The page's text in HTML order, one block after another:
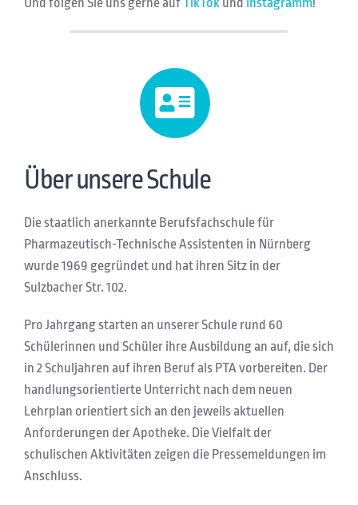
Über unsere Schule
Die staatlich anerkannte Berufsfachschule für
Pharmazeutisch-Technische Assistenten in Nürnberg
wurde 1969 gegründet und hat ihren Sitz in der
Sulzbacher Str. 102.
Pro Jahrgang starten an unserer Schule rund 60
Schülerinnen und Schüler ihre Ausbildung an auf, die sich
in 2 Schuljahren auf ihren Beruf als PTA vorbereiten. Der
handlungsorientierte Unterricht nach dem neuen
Lehrplan orientiert sich an den jeweils aktuellen
Anforderungen der Apotheke. Die Vielfalt der
schulischen Aktivitäten zeigen die Pressemeldungen im
Anschluss.